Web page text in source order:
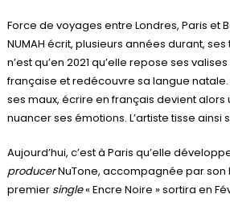
Force de voyages entre Londres, Paris et
NUMAH écrit, plusieurs années durant,
n’est qu’en 2021 qu’elle repose ses
française et redécouvre sa langue
ses maux, écrire en français devient
nuancer ses émotions. L’artiste tisse ainsi
Aujourd’hui, c’est à Paris qu’elle
producerNuTone, accompagnée par son
premier single« Encre Noire » sortira en